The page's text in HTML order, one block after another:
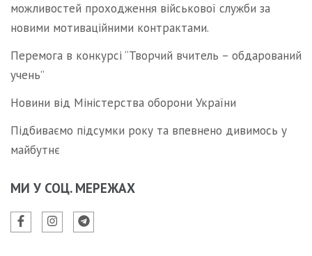
можливостей проходження військової служби за
новими мотиваційними контрактами.
Перемога в конкурсі “Творчий вчитель – обдарований
учень”
Новини від Міністерства оборони України
Підбиваємо підсумки року та впевнено дивимось у
майбутнє
МИ У СОЦ. МЕРЕЖАХ